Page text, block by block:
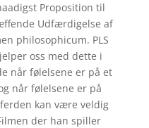
Proposition til
Udfærdigelse af
philosophicum. PLS
oss med dette i
når følelsene er på et
når følelsene er på
kan være veldig
der han spiller